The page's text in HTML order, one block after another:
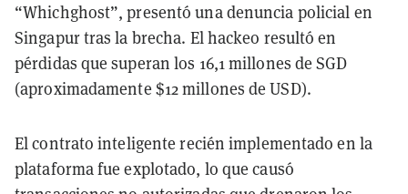
“Whichghost”, presentó una denuncia policial en
Singapur tras la brecha. El hackeo resultó en
pérdidas que superan los 16,1 millones de SGD
(aproximadamente $12 millones de USD).
El contrato inteligente recién implementado en la
plataforma fue explotado, lo que causó